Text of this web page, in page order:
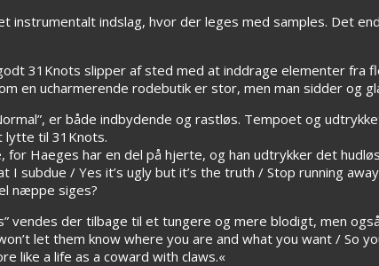
instrumentalt indslag, hvor der leges med samples. Det
31Knots slipper af sted med at inddrage elementer fra
en ucharmerende rodebutik er stor, men man sidder og
er både indbydende og rastløs. Tempoet og
lytte til 31Knots.
Haeges har en del på hjerte, og han udtrykker det
I subdue / Yes it’s ugly but it’s the truth / Stop running
næppe siges?
vendes der tilbage til et tungere og mere blodigt, men
let them know where you are and what you want / So
like a life as a coward with claws.«